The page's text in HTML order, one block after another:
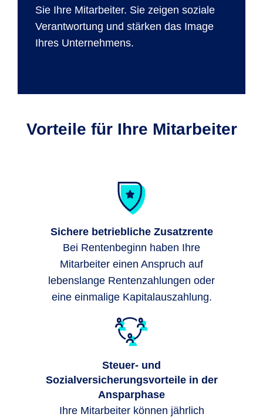
Sie Ihre Mitarbeiter. Sie zeigen soziale
Verantwortung und stärken das Image
Ihres Unternehmens.
Vorteile für Ihre Mitarbeiter
Sichere betriebliche Zusatzrente
Bei Rentenbeginn haben Ihre
Mitarbeiter einen Anspruch auf
lebenslange Rentenzahlungen oder
eine einmalige Kapitalauszahlung.
Steuer- und
Sozialversicherungsvorteile in der
Ansparphase
Ihre Mitarbeiter können jährlich